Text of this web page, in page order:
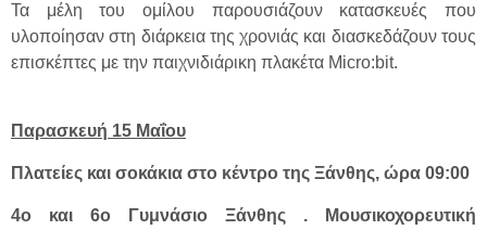
Τα μέλη του ομίλου παρουσιάζουν κατασκευές που
υλοποίησαν στη διάρκεια της χρονιάς και διασκεδάζουν τους
επισκέπτες με την παιχνιδιάρικη πλακέτα Micro:bit.
Παρασκευή 15 Μαΐου
Πλατείες και σοκάκια στο κέντρο της Ξάνθης, ώρα 09:00
4ο και 6ο Γυμνάσιο Ξάνθης . Μουσικοχορευτική